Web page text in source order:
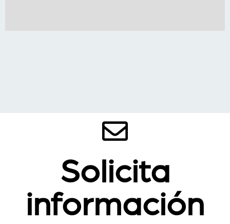
Solicita
información